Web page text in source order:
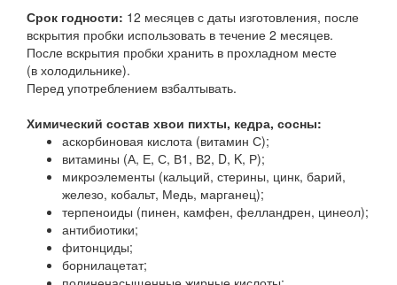
Срок годности: 12 месяцев с даты изготовления, после
вскрытия пробки использовать в течение 2 месяцев.
После вскрытия пробки хранить в прохладном месте
(в холодильнике).
Перед употреблением взбалтывать.
Химический состав хвои пихты, кедра, сосны:
аскорбиновая кислота (витамин С);
витамины (А, Е, С, В1, В2, D, K, Р);
микроэлементы (кальций, стерины, цинк, барий,
железо, кобальт, Медь, марганец);
терпеноиды (пинен, камфен, фелландрен, цинеол);
антибиотики;
фитонциды;
борнилацетат;